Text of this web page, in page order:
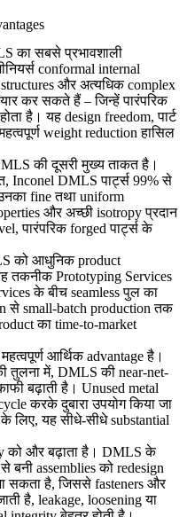
का सबसे प्रभावशाली
conformal internal
और अत्यधिक complex
कर सकते हैं – जिन्हें पारंपरिक
है। यह design freedom, पार्ट
weight reduction हासिल
की दूसरी मुख्य ताकत है।
Inconel DMLS पार्ट्स 99% से
fine तथा uniform
और अच्छी isotropy प्रदान
पारंपरिक forged पार्ट्स के
को आधुनिक product
तकनीकPrototyping Services
के बीच seamless पुल का
से small-batch production तक
का time-to-market
आर्थिक advantage है।
तुलना में, DMLS की near-net-
बढ़ाती है। Unused metal
करके दुबारा उपयोग किया जा
लिए, यह सीधे-सीधे substantial
को और बढ़ाता है। DMLS के
assemblies को redesign
सकता है, जिससे fasteners और
है, leakage, loosening या